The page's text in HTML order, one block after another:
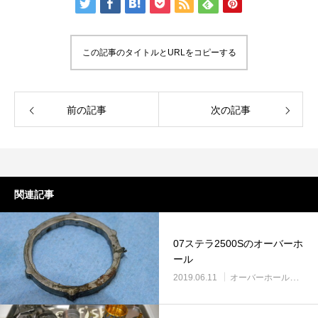
2025.05.16
リールオーバーホール「マスタープログラ
ム」
2023.03.21
Selffishが教えるリ
この記事のタイトルとURLをコピーする
前の記事 次の記事
関連記事
07ステラ2500Sのオーバーホ
ール
2019.06.11 オーバーホール実例